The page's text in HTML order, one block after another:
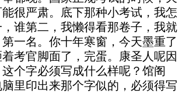
很严肃。底下那种小考试，我怎
谁第二，我懒得看那卷子，我就
一名。你十年寒窗，今天墨重了
考官脚面了，完蛋。康圣人呢因
个字必须写成什么样呢？馆阁
里印出来那个字似的，必须得写